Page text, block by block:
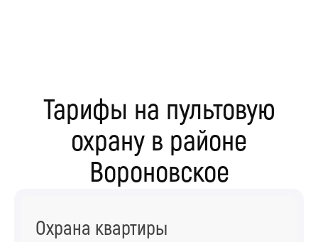
Тарифы на пультовую
охрану в районе
Вороновское
Охрана квартиры